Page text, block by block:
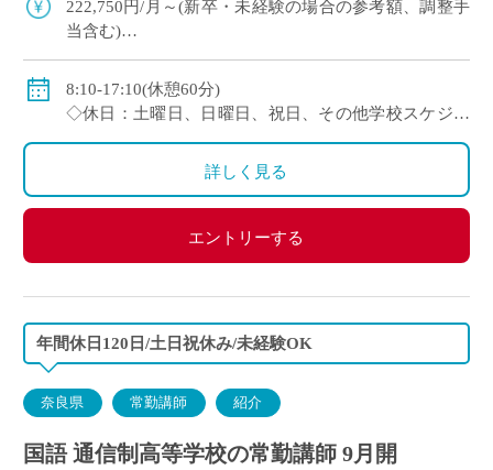
222,750円/月～(新卒・未経験の場合の参考額、調整手
当含む)
場合337,700円/月
◇賞与：有(約3.5ヶ月分 ※初年度のみ1.5ヶ月分)
◇手当：家族手当、担任手当、部活手当など
8:10-17:10(休憩60分)
◇休日：土曜日、日曜日、祝日、その他学校スケジュ
※昨年度実績：年間休日120日
詳しく見る
エントリーする
年間休日120日/土日祝休み/未経験OK
奈良県 常勤講師 紹介
国語 通信制高等学校の常勤講師 9月開